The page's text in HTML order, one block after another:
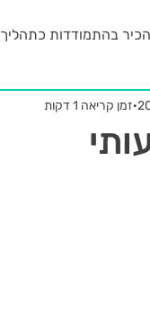
בהתמודדות כתהליך
זמן קריאה 1 דקות